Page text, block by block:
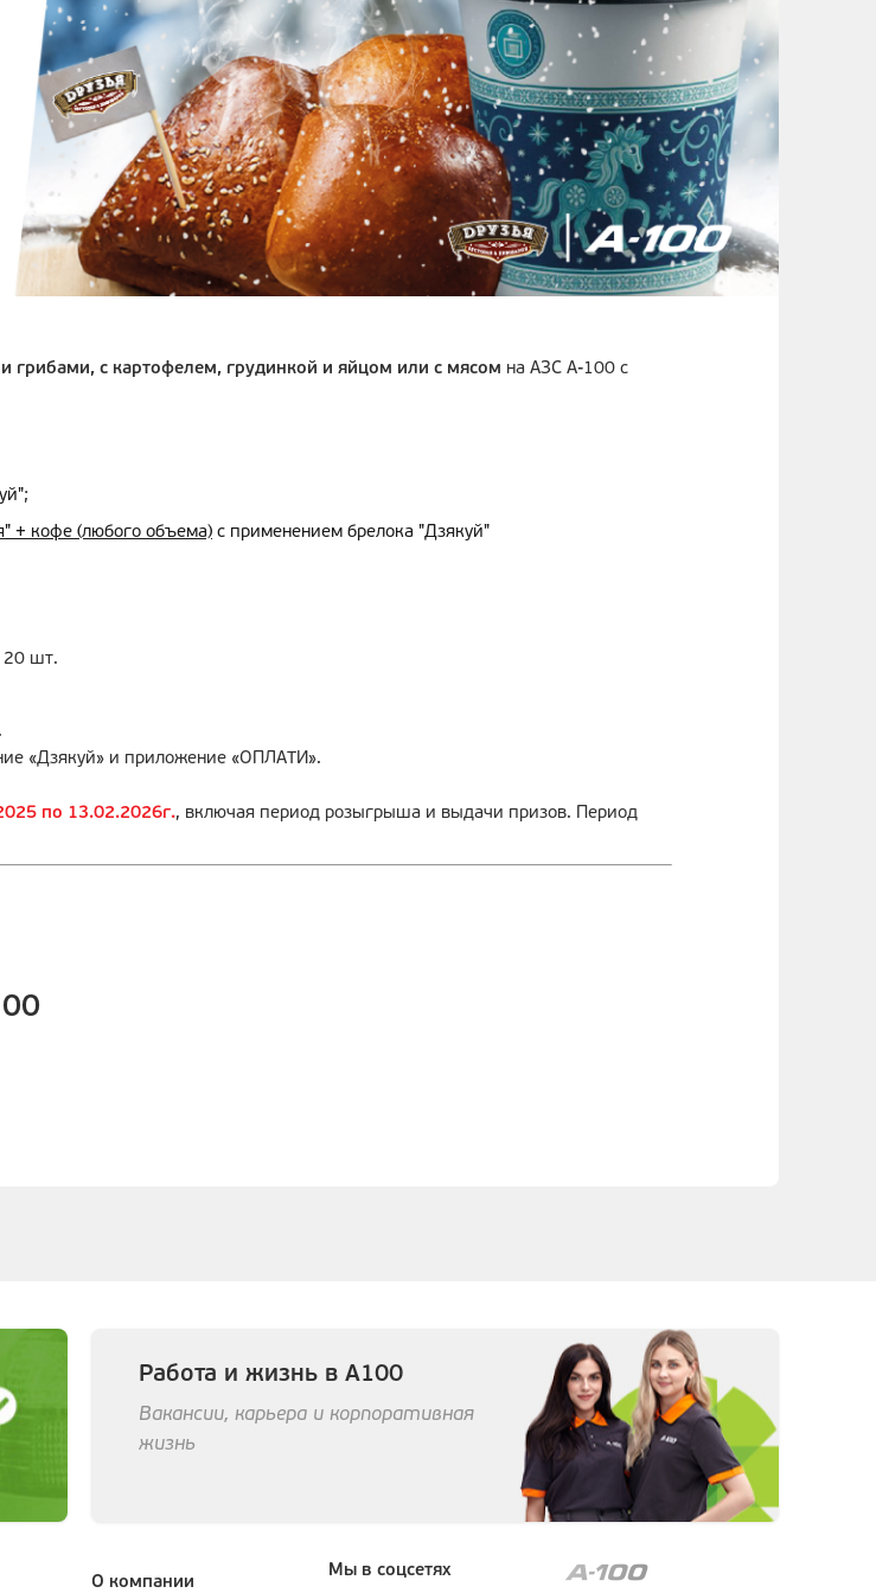
грибами, с картофелем, грудинкой и яйцом или с мясом на АЗС А-100 с
;
+ кофе (любого объема) с применением брелока "Дзякуй"
20 шт.
.
«Дзякуй» и приложение «ОПЛАТИ».
по 13.02.2026г., включая период розыгрыша и выдачи призов. Период
Работа и жизнь в А100
Вакансии, карьера и корпоративная
жизнь
О компании
Мы в соцсетях